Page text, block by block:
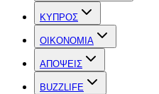
ΚΥΠΡΟΣ
OIKONOMIA
ΑΠΟΨΕΙΣ
BUZZLIFE